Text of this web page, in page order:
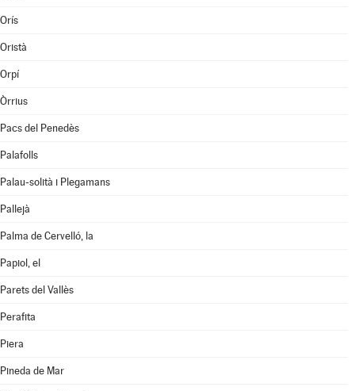
Orís
Oristà
Orpí
Òrrius
Pacs del Penedès
Palafolls
Palau-solità i Plegamans
Pallejà
Palma de Cervelló, la
Papiol, el
Parets del Vallès
Perafita
Piera
Pineda de Mar